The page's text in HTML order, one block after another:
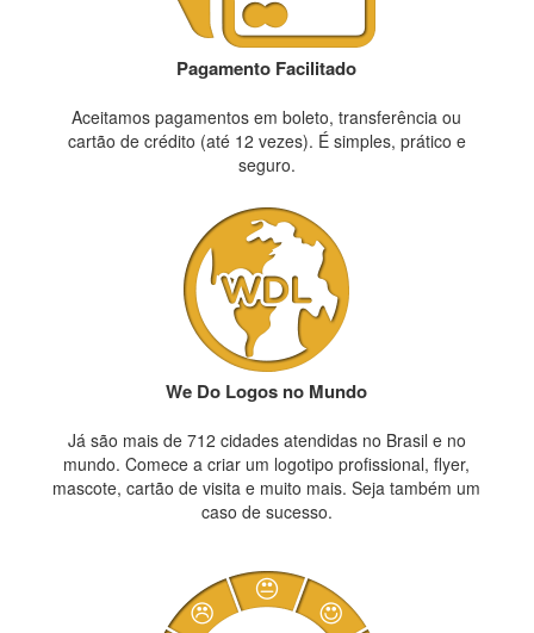
Pagamento Facilitado
Aceitamos pagamentos em boleto, transferência ou
cartão de crédito (até 12 vezes). É simples, prático e
seguro.
We Do Logos no Mundo
Já são mais de 712 cidades atendidas no Brasil e no
mundo. Comece a criar um logotipo profissional, flyer,
mascote, cartão de visita e muito mais. Seja também um
caso de sucesso.